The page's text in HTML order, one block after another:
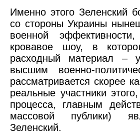
Именно этого Зеленский
со стороны Украины
военной
кровавое шоу, в
расходный материал –
высшим военно-
рассматривается скорее
реальные участники
процесса, главным
массовой публики)
Зеленский.